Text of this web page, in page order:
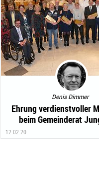
Denis Dimmer
Ehrung verdienstvoller
beim Gemeinderat
12.02.20